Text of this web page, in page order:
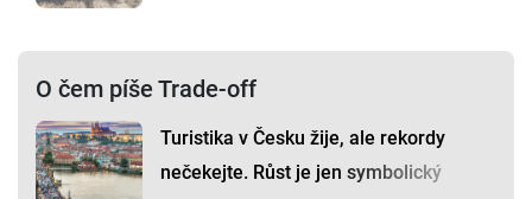
O čem píše Trade-off
Turistika v Česku žije, ale rekordy
nečekejte. Růst je jen symbolický